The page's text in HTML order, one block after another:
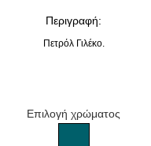
Περιγραφή:
Πετρόλ Γιλέκο.
Επιλογή χρώματος